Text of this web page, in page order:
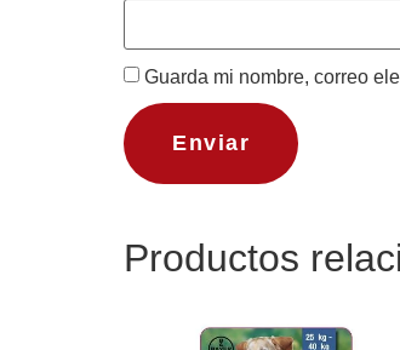
Guarda mi nombre, correo
Productos